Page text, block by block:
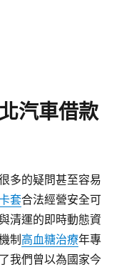
汽車借款
多的疑問甚至容易
套合法經營安全可
清運的即時動態資
制 高血糖治療年專
我們曾以為國家今